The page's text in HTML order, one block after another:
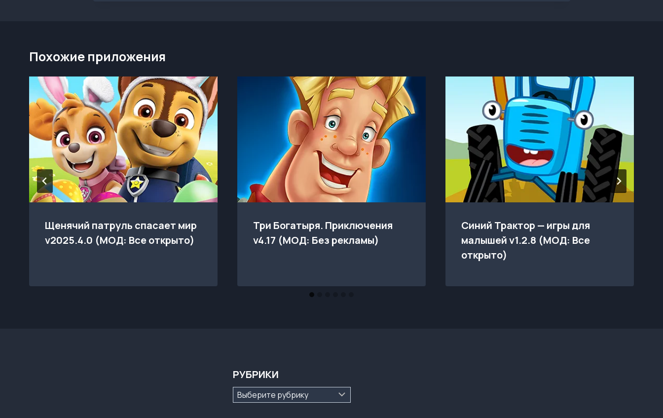
Похожие приложения
Щенячий патруль спасает мир
v2025.4.0 (МОД: Все открыто)
Три Богатыря. Приключения
v4.17 (МОД: Без рекламы)
Синий Трактор — игры для
малышей v1.2.8 (МОД: Все
открыто)
РУБРИКИ
Рубрики